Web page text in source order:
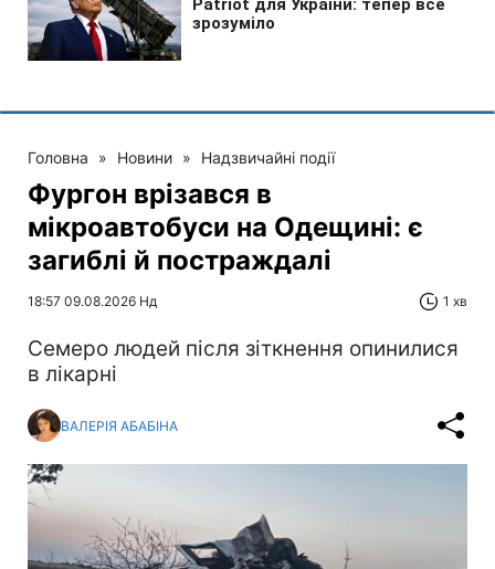
Головна » Новини » Надзвичайні події
Фургон врізався в
мікроавтобуси на Одещині: є
загиблі й постраждалі
18:57 09.08.2026 Нд 1 хв
Cемеро людей після зіткнення опинилися
в лікарні
ВАЛЕРІЯ АБАБІНА